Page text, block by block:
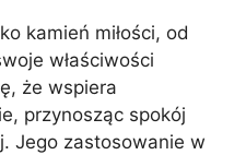
kamień miłości, od
właściwości
że wspiera
przynosząc spokój
Jego zastosowanie w